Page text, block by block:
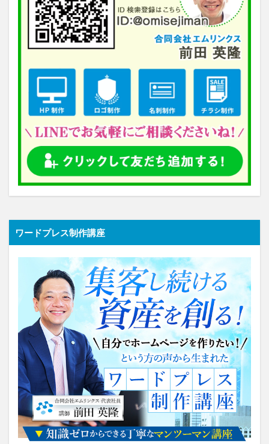
ワードプレス制作講座